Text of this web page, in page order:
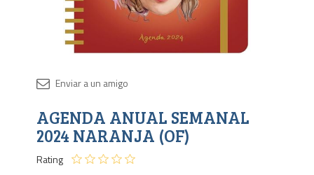
AGENDA ANUAL SEMANAL
2024 NARANJA (OF)
Rating